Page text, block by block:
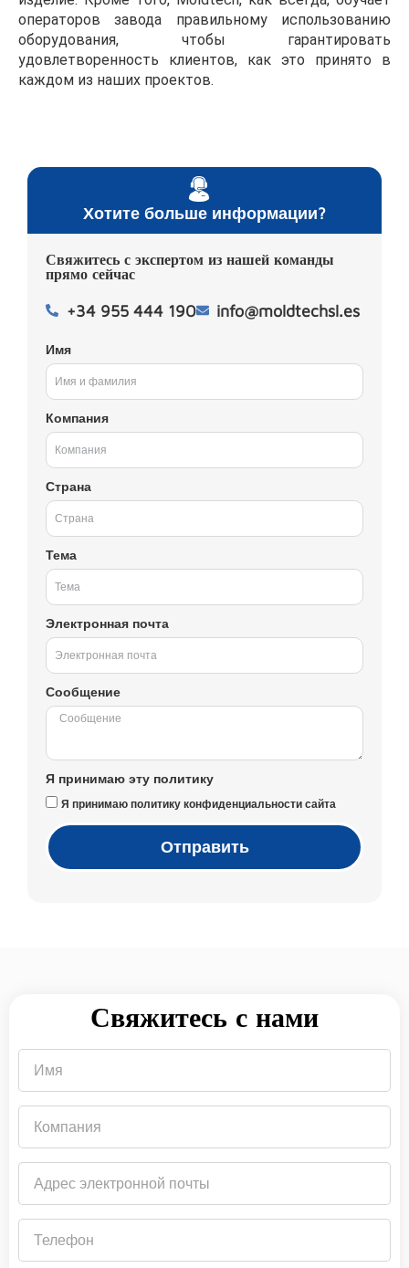
операторов завода правильному использованию
оборудования, чтобы гарантировать
удовлетворенность клиентов, как это принято в
каждом из наших проектов.
Хотите больше информации?
Свяжитесь с экспертом из нашей команды
прямо сейчас
+34 955 444 190 info@moldtechsl.es
Имя
Компания
Страна
Тема
Электронная почта
Сообщение
Я принимаю эту политику
Я принимаю политику конфиденциальности сайта
Отправить
Свяжитесь с нами
электронной
почты